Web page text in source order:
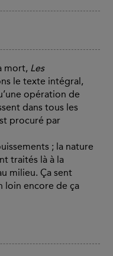
mort, Les
le texte intégral,
opération de
dans tous les
procuré par
; la nature
traités là à la
milieu. Ça sent
loin encore de ça